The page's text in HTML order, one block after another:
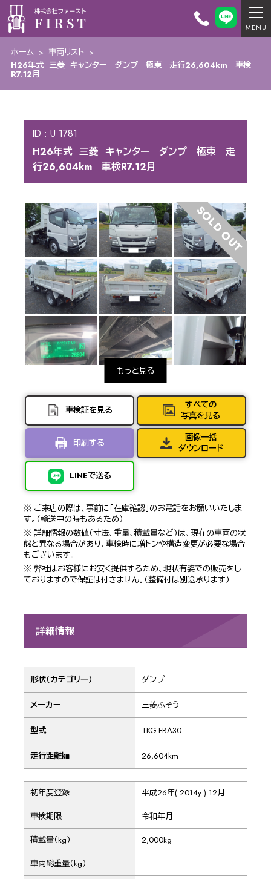
ホーム > 車両リスト >
H26年式 三菱 キャンター ダンプ 極東 走行26,604km 車検
R7.12月
ID : U 1781
H26年式 三菱 キャンター ダンプ 極東 走
行26,604km 車検R7.12月
SOLD OUT
車検証を見る
印刷する
LINEで送る
すべての
写真を見る
画像一括
ダウンロード
※ ご来店の際は、事前に「在庫確認」のお電話をお願いいたしま
す。（輸送中の時もあるため）
※ 詳細情報の数値（寸法、重量、積載量など）は、現在の車両の状
態と異なる場合があり、車検時に増トンや構造変更が必要な場合
もございます。
※ 弊社はお客様にお安く提供するため、現状有姿での販売をし
ておりますので保証は付きません。（整備付は別途承ります）
詳細情報
形状（カテゴリー） ダンプ
メーカー 三菱ふそう
型式 TKG-FBA30
走行距離㎞ 26,604km
初年度登録 平成26年( 2014y ) 12月
車検期限 令和年月
積載量（kg） 2,000kg
車両総重量（kg）